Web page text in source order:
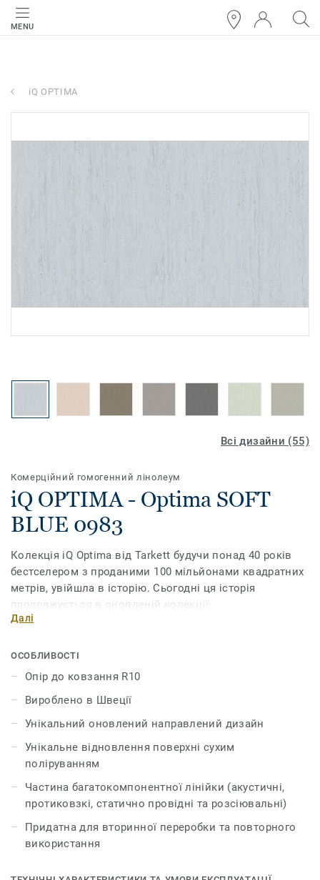
MENU
iQ OPTIMA
Всі дизайни (55)
Комерційний гомогенний лінолеум
iQ OPTIMA - Optima SOFT
BLUE 0983
Колекція iQ Optima від Tarkett будучи понад 40 років
бестселером з проданими 100 мільйонами квадратних
метрів, увійшла в історію. Сьогодні ця історія
продовжується в оновленій колекції.
кольорів, колекція натхненна м'якими переливами та
iQ Optima має оновлений ефект направленого руху з
напівпрозорою крихтою, ексклюзивною для Tarkett,
яка тепер доступна в 3 дизайнах та 55 кольорах.
iQ Optima відома своєю унікальною технологією
відновлення поверхні iQ dry-buffing, яка збільшує
термін експлуатації та забезпечує неперевершену
зносостійкість.
Спеціально розроблена для використання в поєднанні
з нашими колекціями iQ Granit та iQ Eminent, iQ Optima
може поєднуватися з нашими колекціями iQ, які
Далі
ОСОБЛИВОСТІ
Опір до ковзання R10
Вироблено в Швеції
Унікальний оновлений направлений дизайн
Унікальне відновлення поверхні сухим
поліруванням
Частина багатокомпонентної лінійки (акустичні,
протиковзкі, статично провідні та розсіювальні)
Придатна для вторинної переробки та повторного
використання